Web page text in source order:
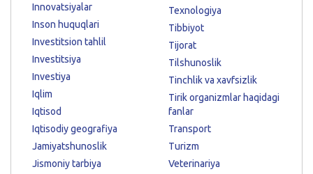
Innovatsiyalar
Inson huquqlari
Investitsion tahlil
Investitsiya
Investiya
Iqlim
Iqtisod
Iqtisodiy geografiya
Jamiyatshunoslik
Jismoniy tarbiya
Texnologiya
Tibbiyot
Tijorat
Tilshunoslik
Tinchlik va xavfsizlik
Tirik organizmlar haqidagi
fanlar
Transport
Turizm
Veterinariya